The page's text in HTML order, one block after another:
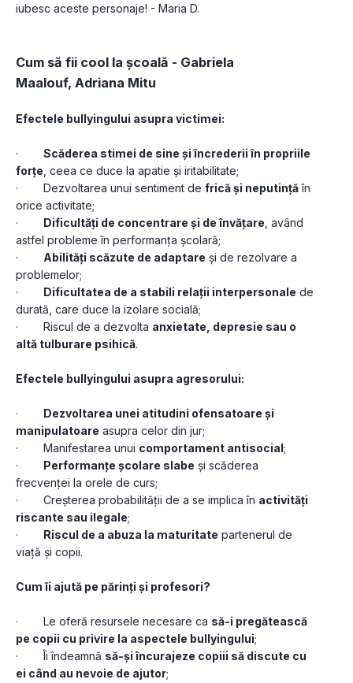
iubesc aceste personaje! - Maria D.
Cum să fii cool la școală - Gabriela
Maalouf, Adriana Mitu
Efectele bullyingului asupra victimei:
· Scăderea stimei de sine și încrederii în propriile
forțe , ceea ce duce la apatie și iritabilitate;
·        Dezvoltarea unui sentiment de frică și neputință în
orice activitate;
· Dificultăți de concentrare și de învățare , având
astfel probleme în performanța școlară;
· Abilități scăzute de adaptare și de rezolvare a
problemelor;
· Dificultatea de a stabili relații interpersonale de
durată, care duce la izolare socială;
·        Riscul de a dezvolta anxietate, depresie sau o
altă tulburare psihică.
Efectele bullyingului asupra agresorului:
· Dezvoltarea unei atitudini ofensatoare și
manipulatoare asupra celor din jur;
·        Manifestarea unui comportament antisocial;
· Performanțe școlare slabe și scăderea
frecvenței la orele de curs;
·        Creșterea probabilității de a se implica în activități
riscante sau ilegale;
· Riscul de a abuza la maturitate partenerul de
viață și copii.
Cum îi ajută pe părinți și profesori?
·        Le oferă resursele necesare ca să-i pregătească
pe copii cu privire la aspectele bullyingului;
·        Îi îndeamnă să-și încurajeze copiii să discute cu
ei când au nevoie de ajutor;